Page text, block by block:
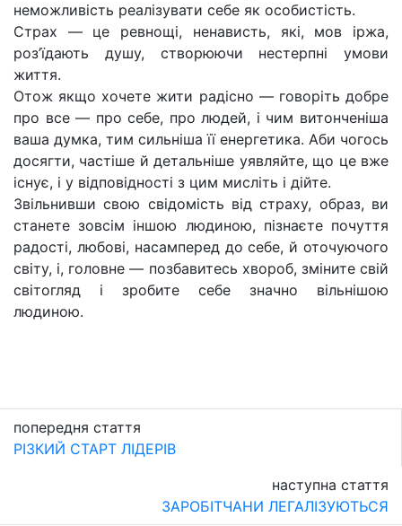
неможливість реалізувати себе як особистість.
Страх — це ревнощі, ненависть, які, мов іржа,
роз’їдають душу, створюючи нестерпні умови
життя.
Отож якщо хочете жити радісно — говоріть добре
про все — про себе, про людей, і чим витонченіша
ваша думка, тим сильніша її енергетика. Аби чогось
досягти, частіше й детальніше уявляйте, що це вже
існує, і у відповідності з цим мисліть і дійте.
Звільнивши свою свідомість від страху, образ, ви
станете зовсім іншою людиною, пізнаєте почуття
радості, любові, насамперед до себе, й оточуючого
світу, і, головне — позбавитесь хвороб, зміните свій
світогляд і зробите себе значно вільнішою
людиною.
попередня стаття
РІЗКИЙ СТАРТ ЛІДЕРІВ
наступна стаття
ЗАРОБІТЧАНИ ЛЕГАЛІЗУЮТЬСЯ